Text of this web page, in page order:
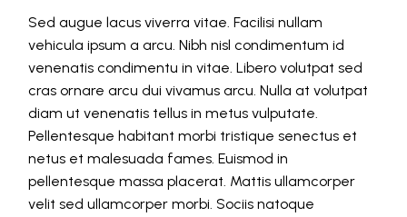
Sed augue lacus viverra vitae. Facilisi nullam
vehicula ipsum a arcu. Nibh nisl condimentum id
venenatis condimentu in vitae. Libero volutpat sed
cras ornare arcu dui vivamus arcu. Nulla at volutpat
diam ut venenatis tellus in metus vulputate.
Pellentesque habitant morbi tristique senectus et
netus et malesuada fames. Euismod in
pellentesque massa placerat. Mattis ullamcorper
velit sed ullamcorper morbi. Sociis natoque